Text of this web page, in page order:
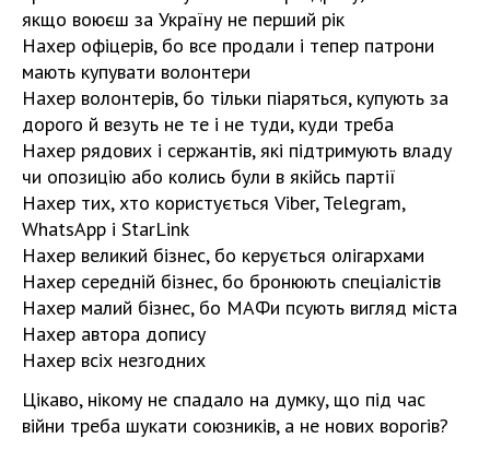
якщо воюєш за Україну не перший рік
Нахер офіцерів, бо все продали і тепер патрони
мають купувати волонтери
Нахер волонтерів, бо тільки піаряться, купують за
дорого й везуть не те і не туди, куди треба
Нахер рядових і сержантів, які підтримують владу
чи опозицію або колись були в якійсь партії
Нахер тих, хто користується Viber, Telegram,
WhatsApp і StarLink
Нахер великий бізнес, бо керується олігархами
Нахер середній бізнес, бо бронюють спеціалістів
Нахер малий бізнес, бо МАФи псують вигляд міста
Нахер автора допису
Нахер всіх незгодних
Цікаво, нікому не спадало на думку, що під час
війни треба шукати союзників, а не нових ворогів?